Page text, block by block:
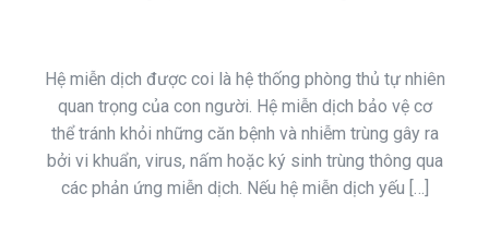
Hệ miễn dịch được coi là hệ thống phòng thủ tự nhiên
quan trọng của con người. Hệ miễn dịch bảo vệ cơ
thể tránh khỏi những căn bệnh và nhiễm trùng gây ra
bởi vi khuẩn, virus, nấm hoặc ký sinh trùng thông qua
các phản ứng miễn dịch. Nếu hệ miễn dịch yếu […]